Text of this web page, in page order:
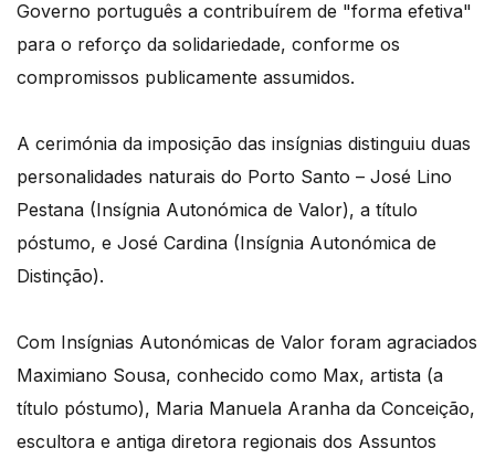
Governo português a contribuírem de "forma efetiva"
para o reforço da solidariedade, conforme os
compromissos publicamente assumidos.
A cerimónia da imposição das insígnias distinguiu duas
personalidades naturais do Porto Santo – José Lino
Pestana (Insígnia Autonómica de Valor), a título
póstumo, e José Cardina (Insígnia Autonómica de
Distinção).
Com Insígnias Autonómicas de Valor foram agraciados
Maximiano Sousa, conhecido como Max, artista (a
título póstumo), Maria Manuela Aranha da Conceição,
escultora e antiga diretora regionais dos Assuntos